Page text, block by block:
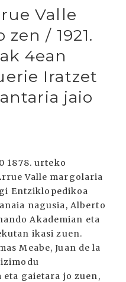
Valle
/ 1921.
4ean
Iratzet
jaio
1878. urteko
Valle margolaria
Entziklopedikoa
nagusia, Alberto
Akademian eta
ikasi zuen.
Meabe, Juan de la
gaietara jo zuen,